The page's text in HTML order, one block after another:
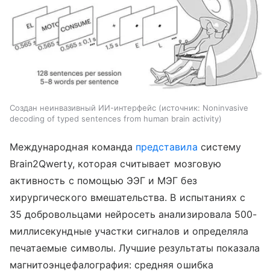
Создан неинвазивный ИИ-интерфейс источник: Noninvasive
decoding of typed sentences from human brain activity
Международная команда представила систему
Brain2Qwerty, которая считывает мозговую
активность с помощью ЭЭГ и МЭГ без
хирургического вмешательства. В испытаниях с
35 добровольцами нейросеть анализировала 500-
миллисекундные участки сигналов и определяла
печатаемые символы. Лучшие результаты показала
магнитоэнцефалография: средняя ошибка